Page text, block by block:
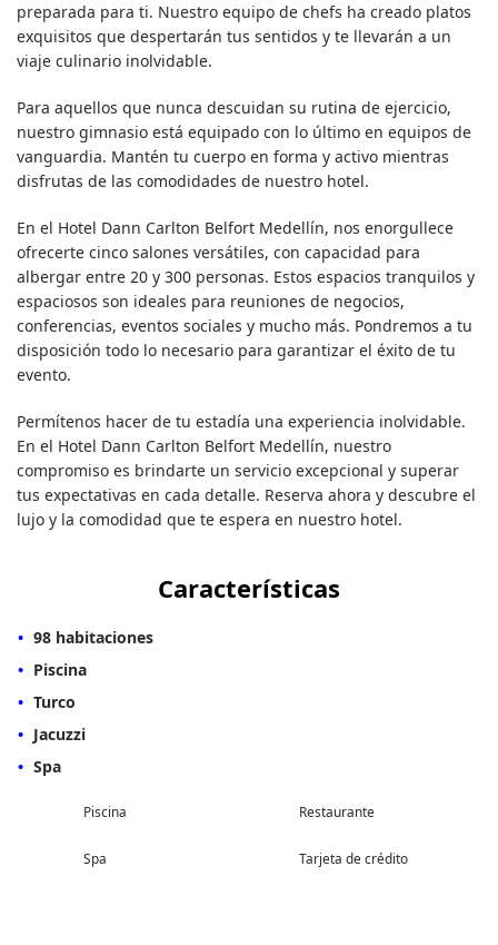
preparada para ti. Nuestro equipo de chefs ha creado platos
exquisitos que despertarán tus sentidos y te llevarán a un
viaje culinario inolvidable.
Para aquellos que nunca descuidan su rutina de ejercicio,
nuestro gimnasio está equipado con lo último en equipos de
vanguardia. Mantén tu cuerpo en forma y activo mientras
disfrutas de las comodidades de nuestro hotel.
En el Hotel Dann Carlton Belfort Medellín, nos enorgullece
ofrecerte cinco salones versátiles, con capacidad para
albergar entre 20 y 300 personas. Estos espacios tranquilos y
espaciosos son ideales para reuniones de negocios,
conferencias, eventos sociales y mucho más. Pondremos a tu
disposición todo lo necesario para garantizar el éxito de tu
evento.
Permítenos hacer de tu estadía una experiencia inolvidable.
En el Hotel Dann Carlton Belfort Medellín, nuestro
compromiso es brindarte un servicio excepcional y superar
tus expectativas en cada detalle. Reserva ahora y descubre el
lujo y la comodidad que te espera en nuestro hotel.
Características
98 habitaciones
Piscina
Turco
Jacuzzi
Spa
Piscina Restaurante
Spa Tarjeta de crédito